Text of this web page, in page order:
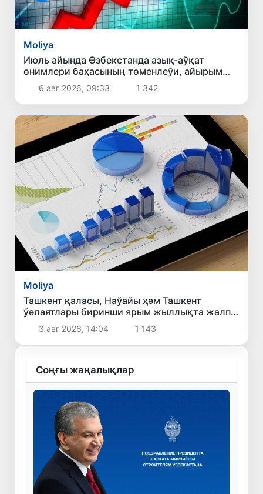
Moliya
Июль айында Өзбекстанда азық-аўқат
өнимлери баҳасының төменлеўи, айырым
товарлар ҳәм хызметлер баҳасының өсиўи
бақланды
6 авг 2026, 09:33 1 342
Moliya
Ташкент қаласы, Наўайы ҳәм Ташкент
ўәлаятлары биринши ярым жыллықта жалпы
ишки өнимниң көлеми бойынша жетекшилик
етпекте
3 авг 2026, 14:04 1 143
Соңғы жаңалықлар